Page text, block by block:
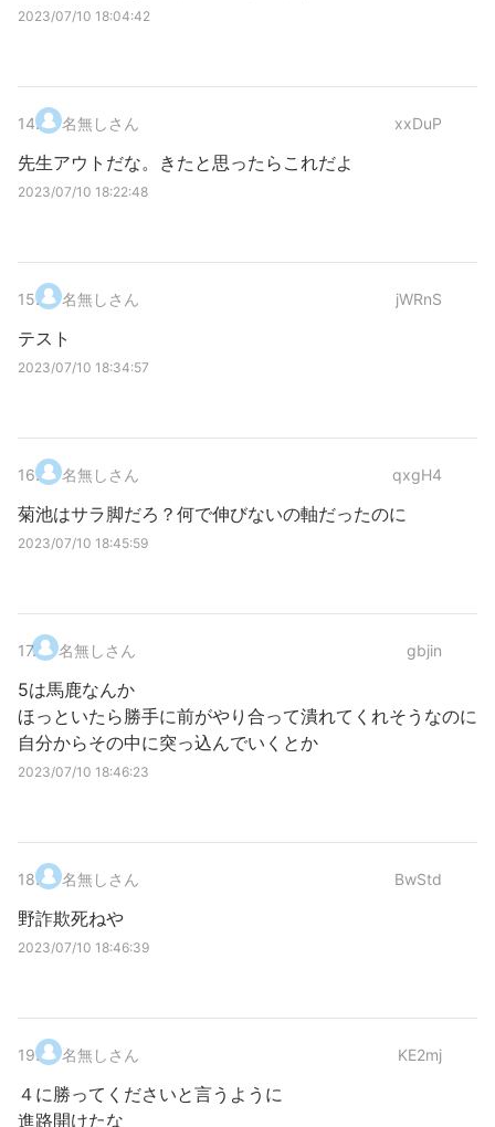
2023/07/10 18:04:42
14. 名無しさん xxDuP
先生アウトだな。きたと思ったらこれだよ
2023/07/10 18:22:48
15. 名無しさん jWRnS
テスト
2023/07/10 18:34:57
16. 名無しさん qxgH4
菊池はサラ脚だろ？何で伸びないの軸だったのに
2023/07/10 18:45:59
17. 名無しさん gbjin
5は馬鹿なんか
ほっといたら勝手に前がやり合って潰れてくれそうなのに
自分からその中に突っ込んでいくとか
2023/07/10 18:46:23
18. 名無しさん BwStd
野詐欺死ねや
2023/07/10 18:46:39
19. 名無しさん KE2mj
４に勝ってくださいと言うように
進路開けたな